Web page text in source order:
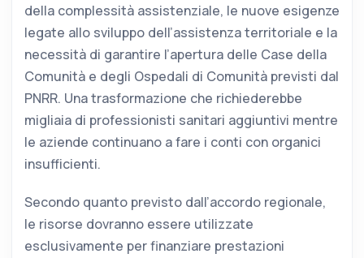
della complessità assistenziale, le nuove esigenze
legate allo sviluppo dell’assistenza territoriale e la
necessità di garantire l’apertura delle Case della
Comunità e degli Ospedali di Comunità previsti dal
PNRR. Una trasformazione che richiederebbe
migliaia di professionisti sanitari aggiuntivi mentre
le aziende continuano a fare i conti con organici
insufficienti.
Secondo quanto previsto dall’accordo regionale,
le risorse dovranno essere utilizzate
esclusivamente per finanziare prestazioni